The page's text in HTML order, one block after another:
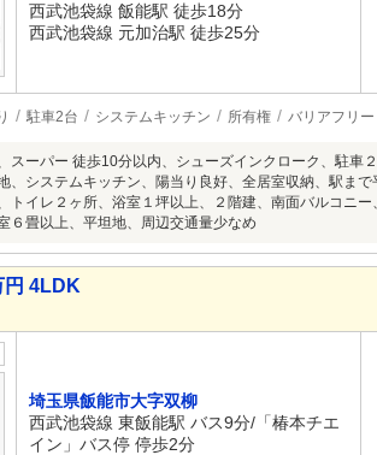
西武池袋線 飯能駅 徒歩18分
西武池袋線 元加治駅 徒歩25分
駐車2台 システムキッチン 所有権 バリアフリー
スーパー 徒歩10分以内、シューズインクローク、駐車
、システムキッチン、陽当り良好、全居室収納、駅ま
トイレ２ヶ所、浴室１坪以上、２階建、南面バルコニ
６畳以上、平坦地、周辺交通量少なめ
円 4LDK
埼玉県飯能市大字双柳
西武池袋線 東飯能駅 バス9分/「椿本チエ
イン」バス停 停歩2分